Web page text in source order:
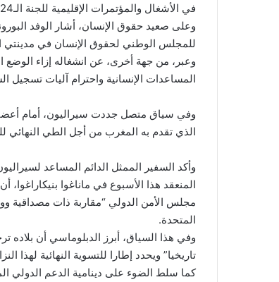
في الأشغال والمؤتمرات الإقليمية للجنة الـ24.
وعلى صعيد حقوق الإنسان، أشار الوفد
للمجلس الوطني لحقوق الإنسان في مدينتي
وعبر، من جهة أخرى، عن انشغاله إزاء
المساعدات الإنسانية واحترام آليات
الذي تقدم به المغرب من أجل الطي النهائي
المنعقد هذا الأسبوع في ماناغوا بنيكاراغوا،
مجلس الأمن الدولي “مقاربة ذات مصداقية
المتحدة.
تاريخيا” ويحدد إطارا للتسوية النهائية لهذا